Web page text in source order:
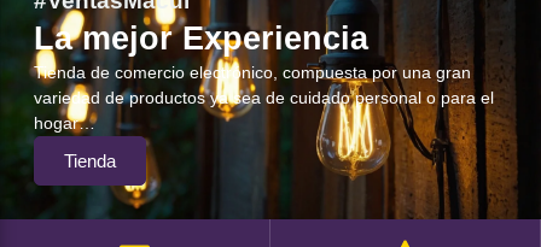
La mejor Experiencia
Tienda de comercio electrónico, compuesta por una gran
variedad de productos ya sea de cuidado personal o para el
hogar…
Tienda